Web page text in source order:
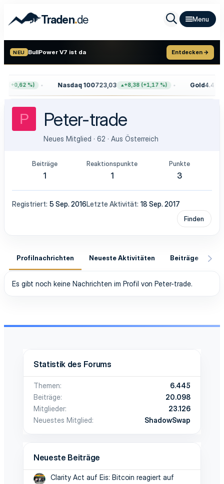
Traden.de
NEU BullPower V7 ist da Entdecken →
(+0,62 %) Nasdaq 100723,03 +8,38 (+1,17 %) Gold
P Peter-trade
Neues Mitglied · 62 · Aus Österreich
Beiträge
1
Reaktionspunkte
1
Punkte
3
Registriert 5 Sep. 2016Letzte Aktivität 18 Sep. 2017
Finden
Profilnachrichten Neueste Aktivitäten Beiträge
Es gibt noch keine Nachrichten im Profil von Peter-trade.
Statistik des Forums
Themen
6.445
Beiträge
20.098
Mitglieder
23.126
Neuestes Mitglied
ShadowSwap
Neueste Beiträge
Clarity Act auf Eis: Bitcoin reagiert auf